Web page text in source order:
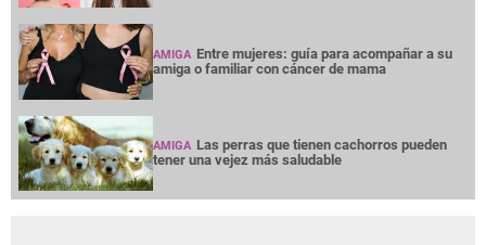
AMIGA Entre mujeres: guía para acompañar a su
amiga o familiar con cáncer de mama
AMIGA Las perras que tienen cachorros pueden
tener una vejez más saludable